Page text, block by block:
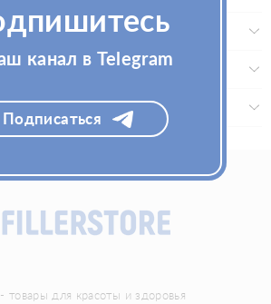
товары для красоты и здоровья
канал в Telegram
Подписаться